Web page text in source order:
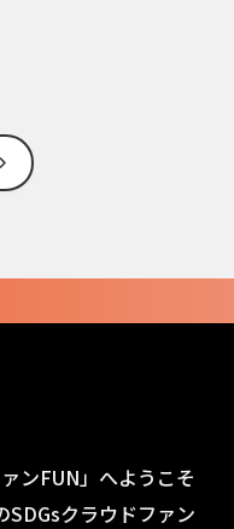
ンFUN」へようこそ
SDGsクラウドファン